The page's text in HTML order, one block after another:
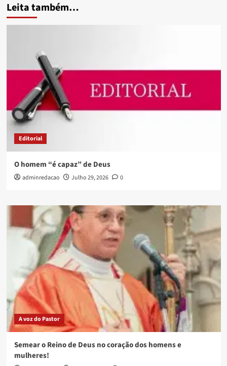
Leita também…
Editorial
O homem “é capaz” de Deus
adminredacao Julho 29, 2026 0
A voz do Pastor
Semear o Reino de Deus no coração dos homens e
mulheres!